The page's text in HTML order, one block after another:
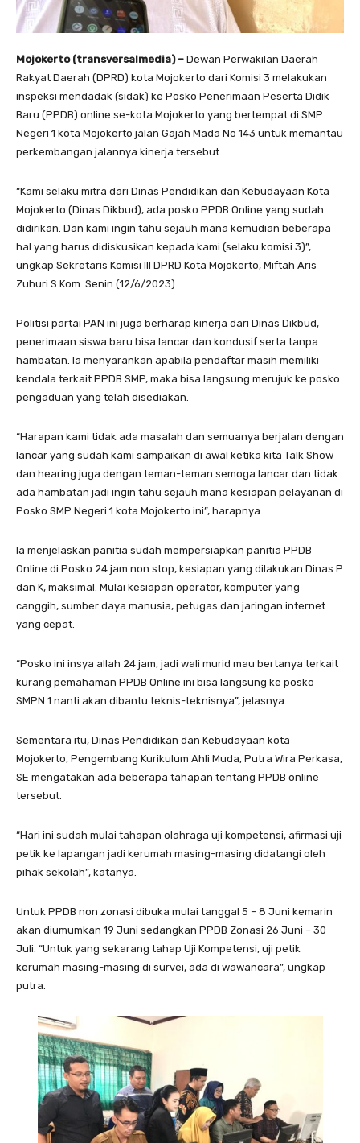
Mojokerto (transversalmedia) – Dewan Perwakilan Daerah
Rakyat Daerah (DPRD) kota Mojokerto dari Komisi 3 melakukan
inspeksi mendadak (sidak) ke Posko Penerimaan Peserta Didik
Baru (PPDB) online se-kota Mojokerto yang bertempat di SMP
Negeri 1 kota Mojokerto jalan Gajah Mada No 143 untuk memantau
perkembangan jalannya kinerja tersebut.
“Kami selaku mitra dari Dinas Pendidikan dan Kebudayaan Kota
Mojokerto (Dinas Dikbud), ada posko PPDB Online yang sudah
didirikan. Dan kami ingin tahu sejauh mana kemudian beberapa
hal yang harus didiskusikan kepada kami (selaku komisi 3)”,
ungkap Sekretaris Komisi III DPRD Kota Mojokerto, Miftah Aris
Zuhuri S.Kom. Senin (12/6/2023).
Politisi partai PAN ini juga berharap kinerja dari Dinas Dikbud,
penerimaan siswa baru bisa lancar dan kondusif serta tanpa
hambatan. Ia menyarankan apabila pendaftar masih memiliki
kendala terkait PPDB SMP, maka bisa langsung merujuk ke posko
pengaduan yang telah disediakan.
“Harapan kami tidak ada masalah dan semuanya berjalan dengan
lancar yang sudah kami sampaikan di awal ketika kita Talk Show
dan hearing juga dengan teman-teman semoga lancar dan tidak
ada hambatan jadi ingin tahu sejauh mana kesiapan pelayanan di
Posko SMP Negeri 1 kota Mojokerto ini”, harapnya.
Ia menjelaskan panitia sudah mempersiapkan panitia PPDB
Online di Posko 24 jam non stop, kesiapan yang dilakukan Dinas P
dan K, maksimal. Mulai kesiapan operator, komputer yang
canggih, sumber daya manusia, petugas dan jaringan internet
yang cepat.
“Posko ini insya allah 24 jam, jadi wali murid mau bertanya terkait
kurang pemahaman PPDB Online ini bisa langsung ke posko
SMPN 1 nanti akan dibantu teknis-teknisnya”, jelasnya.
Sementara itu, Dinas Pendidikan dan Kebudayaan kota
Mojokerto, Pengembang Kurikulum Ahli Muda, Putra Wira Perkasa,
SE mengatakan ada beberapa tahapan tentang PPDB online
tersebut.
“Hari ini sudah mulai tahapan olahraga uji kompetensi, afirmasi uji
petik ke lapangan jadi kerumah masing-masing didatangi oleh
pihak sekolah”, katanya.
Untuk PPDB non zonasi dibuka mulai tanggal 5 – 8 Juni kemarin
akan diumumkan 19 Juni sedangkan PPDB Zonasi 26 Juni – 30
Juli. “Untuk yang sekarang tahap Uji Kompetensi, uji petik
kerumah masing-masing di survei, ada di wawancara”, ungkap
putra.